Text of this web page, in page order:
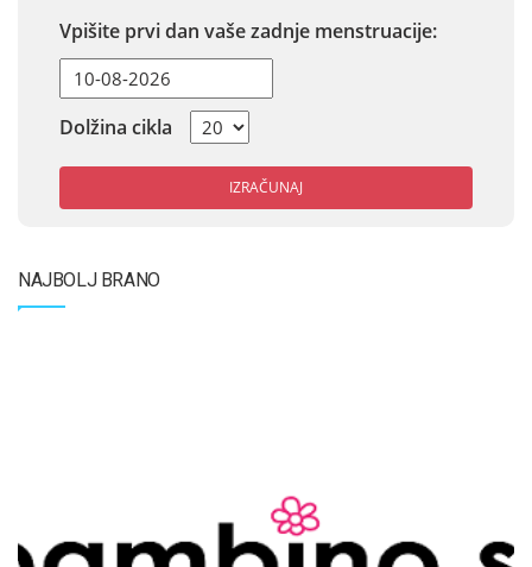
Vpišite prvi dan vaše zadnje menstruacije:
Dolžina cikla
IZRAČUNAJ
NAJBOLJ BRANO